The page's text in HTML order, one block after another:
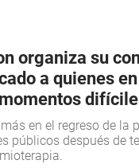
organiza su
a quienes
en el regreso de la
públicos después de